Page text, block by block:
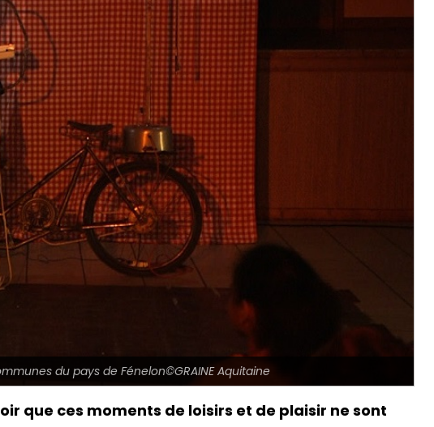
du pays de Fénelon©GRAINE Aquitaine
que ces moments de loisirs et de plaisir ne sont